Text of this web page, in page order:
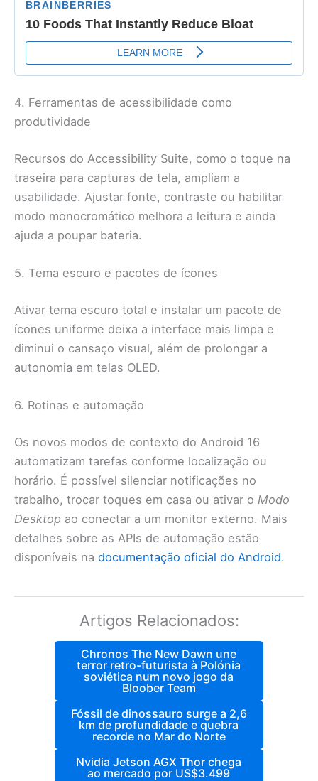
4. Ferramentas de acessibilidade como
produtividade
Recursos do Accessibility Suite, como o toque na
traseira para capturas de tela, ampliam a
usabilidade. Ajustar fonte, contraste ou habilitar
modo monocromático melhora a leitura e ainda
ajuda a poupar bateria.
5. Tema escuro e pacotes de ícones
Ativar tema escuro total e instalar um pacote de
ícones uniforme deixa a interface mais limpa e
diminui o cansaço visual, além de prolongar a
autonomia em telas OLED.
6. Rotinas e automação
Os novos modos de contexto do Android 16
automatizam tarefas conforme localização ou
horário. É possível silenciar notificações no
trabalho, trocar toques em casa ou ativar o Modo
Desktop ao conectar a um monitor externo. Mais
detalhes sobre as APIs de automação estão
disponíveis na documentação oficial do Android.
Artigos Relacionados:
Chronos The New Dawn une
terror retro-futurista à Polónia
soviética num novo jogo da
Bloober Team
Fóssil de dinossauro surge a 2,6
km de profundidade e quebra
recorde no Mar do Norte
Nvidia Jetson AGX Thor chega
ao mercado por US$3.499